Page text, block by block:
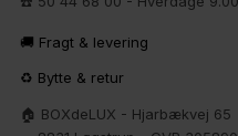
🚚 Fragt & levering
♻️ Bytte & retur
🏠 BOXdeLUX - Hjarbækvej 65